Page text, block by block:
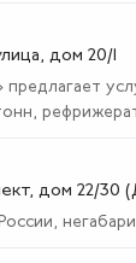
дом 20/1
предлагает
дом 22/30